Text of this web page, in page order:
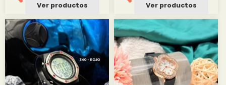
desde
2.42 $
hasta
27.61 $
Ver productos
desde
2.50 $
hasta
27.55 $
Ver productos